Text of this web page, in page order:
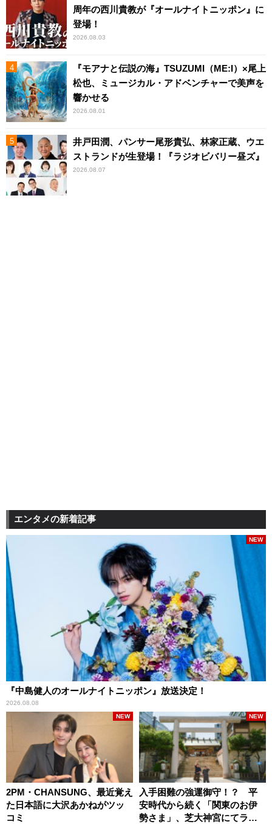
周年の西川貴教が『オールナイトニッポン』に
登場！
2026.08.03
『モアナと伝説の海』TSUZUMI（ME:I）×尾上
松也、ミュージカル・アドベンチャーで美声を
響かせる
2026.08.01
井戸田潤、パンサー尾形貴弘、林家正蔵、ウエ
ストランドが生登場！『ラジオビバリー昼ズ』
2026.08.07
エンタメの新着記事
『中島健人のオールナイトニッポン』放送決定！
2026.08.08
NEW
2PM・CHANSUNG、最近覚え
た日本語に大沢あかねがツッ
コミ
NEW
入手困難の強運御守！？ 平
安時代から続く「関東のお伊
勢さま」、芝大神宮にてラン
NEW